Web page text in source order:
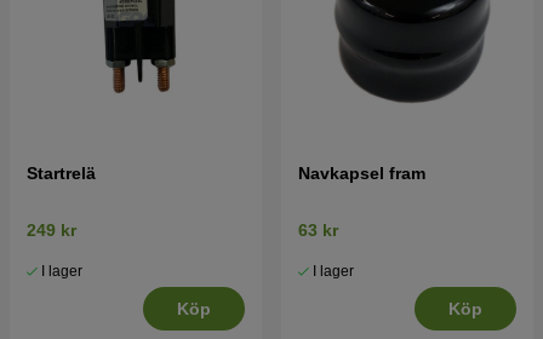
Startrelä
249 kr
I lager
Köp
Navkapsel fram
63 kr
I lager
Köp